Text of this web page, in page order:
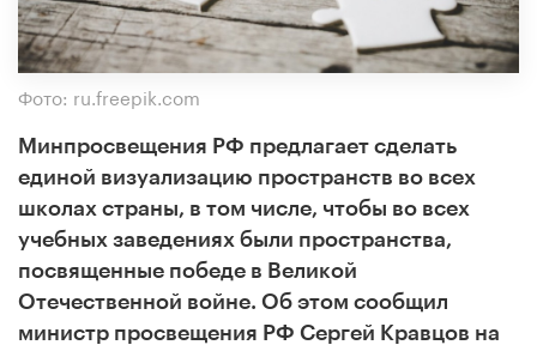
Фото: ru.freepik.com
Минпросвещения РФ предлагает сделать
единой визуализацию пространств во всех
школах страны, в том числе, чтобы во всех
учебных заведениях были пространства,
посвященные победе в Великой
Отечественной войне. Об этом сообщил
министр просвещения РФ Сергей Кравцов на